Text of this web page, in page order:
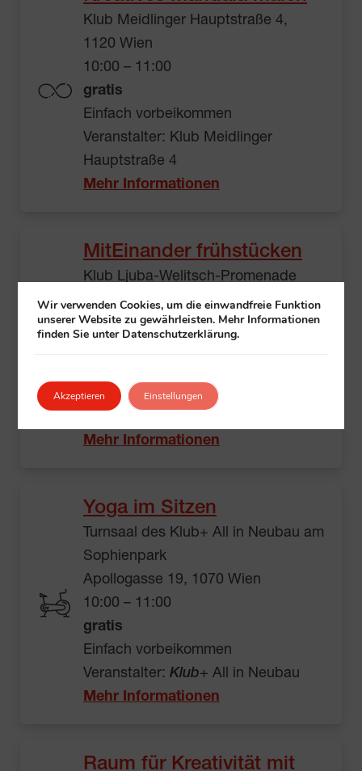
Klub Meidlinger Hauptstraße 4,
1120 Wien
10:00 – 11:00
gratis
Einfach vorbeikommen
Veranstalter: Klub Meidlinger
Hauptstraße 4
Mehr Informationen
MitEinander frühstücken
Klub Ljuba-Welitsch-Promenade
12A/B, 1030 Wien
10:00 – 11:00
Beschreibung
Mehr Informationen
Yoga im Sitzen
Turnsaal des Klub+ All in Neubau am
Sophienpark
Apollogasse 19, 1070 Wien
10:00 – 11:00
gratis
Einfach vorbeikommen
Veranstalter: Klub+ All in Neubau
Mehr Informationen
Raum für Kreativität mit
Wir verwenden Cookies, um die einwandfreie Funktion
unserer Website zu gewährleisten. Mehr Informationen
finden Sie unter Datenschutzerklärung.
Akzeptieren Einstellungen